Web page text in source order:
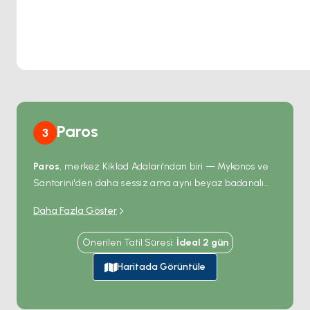
3 Paros
Paros, merkez Kiklad Adaları'ndan biri — Mykonos ve
Santorini'den daha sessiz ama aynı beyaz badanalı
liman kasabası Venedik döneminden kalma taş bir
mendireği, masaları doğrudan rıhtımda olan bir balık
meyhanesi sırasını ve zincirdeki en güzel gün
batımlarından birini barındırıyor. Köyün güneyinde
Kolymbithresplajı rüzgâr ve suyla şekillendirilmiş
Daha Fazla Göster
Önerilen Tatil Süresi: İdeal 2 gün
Haritada Görüntüle